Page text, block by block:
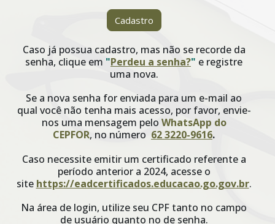
Cadastro
Caso já possua cadastro, mas não se recorde da
senha, clique em "Perdeu a senha?" e registre
uma nova.
Se a nova senha for enviada para um e-mail ao
qual você não tenha mais acesso, por favor, envie-
nos uma mensagem pelo WhatsApp do
CEPFOR, no número 62 3220-9616.
Caso necessite emitir um certificado referente a
período anterior a 2024, acesse o
site https://eadcertificados.educacao.go.gov.br.
Na área de login, utilize seu CPF tanto no campo
de usuário quanto no de senha.